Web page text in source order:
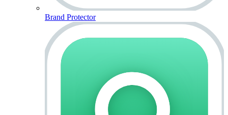
Brand Protector